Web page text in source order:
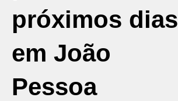
próximos dias
em João
Pessoa